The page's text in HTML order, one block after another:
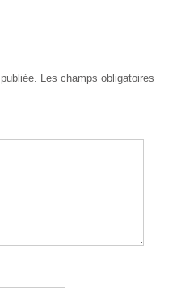
Les champs obligatoires